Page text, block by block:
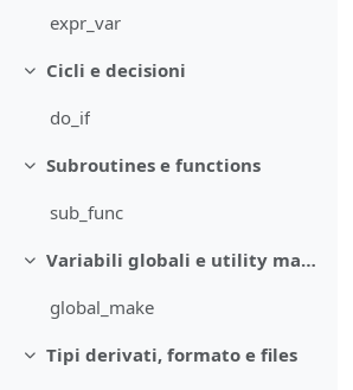
expr_var
Minimizza
Cicli e decisioni
do_if
Minimizza
Subroutines e functions
sub_func
Minimizza
Variabili globali e utility make
global_make
Minimizza
Tipi derivati, formato e files